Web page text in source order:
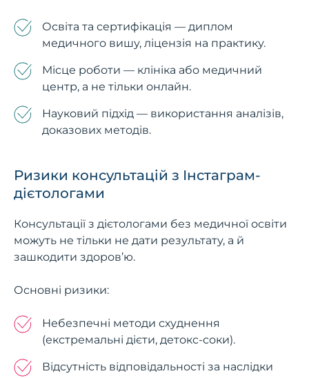
Освіта та сертифікація — диплом
медичного вишу, ліцензія на практику.
Місце роботи — клініка або медичний
центр, а не тільки онлайн.
Науковий підхід — використання аналізів,
доказових методів.
Ризики консультацій з Інстаграм-
дієтологами
Консультації з дієтологами без медичної освіти
можуть не тільки не дати результату, а й
зашкодити здоров’ю.
Основні ризики:
Небезпечні методи схуднення
(екстремальні дієти, детокс-соки).
Відсутність відповідальності за наслідки